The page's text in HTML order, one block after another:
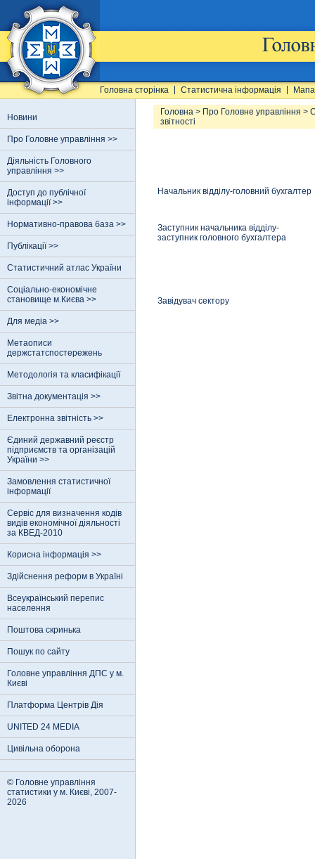
Головна сторінка Статистична інформація
Новини
Про Головне управління >>
Діяльність Головного
управління >>
Доступ до публічної
інформації >>
Нормативно-правова база >>
Публікації >>
Статистичний атлас України
Соціально-економічне
становище м.Києва >>
Для медіа >>
Метаописи
держстатспостережень
Методологія та класифікації
Звітна документація >>
Електронна звітність >>
Єдиний державний реєстр
пiдприємств та органiзацiй
України >>
Замовлення статистичної
інформації
Сервіс для визначення кодів
видів економічної діяльності
за КВЕД-2010
Корисна інформація >>
Здійснення реформ в Україні
Всеукраїнський перепис
населення
Поштова скринька
Пошук по сайту
Головне управління ДПС у м.
Києві
Платформа Центрів Дія
UNITED 24 MEDIA
Цивільна оборона
© Головне управління
статистики у м. Києві, 2007-
2026
Головна > Про Головне управління >
звітності
Начальник відділу-головний бухгалтер
Заступник начальника відділу-
заступник головного бухгалтера
Завідувач сектору